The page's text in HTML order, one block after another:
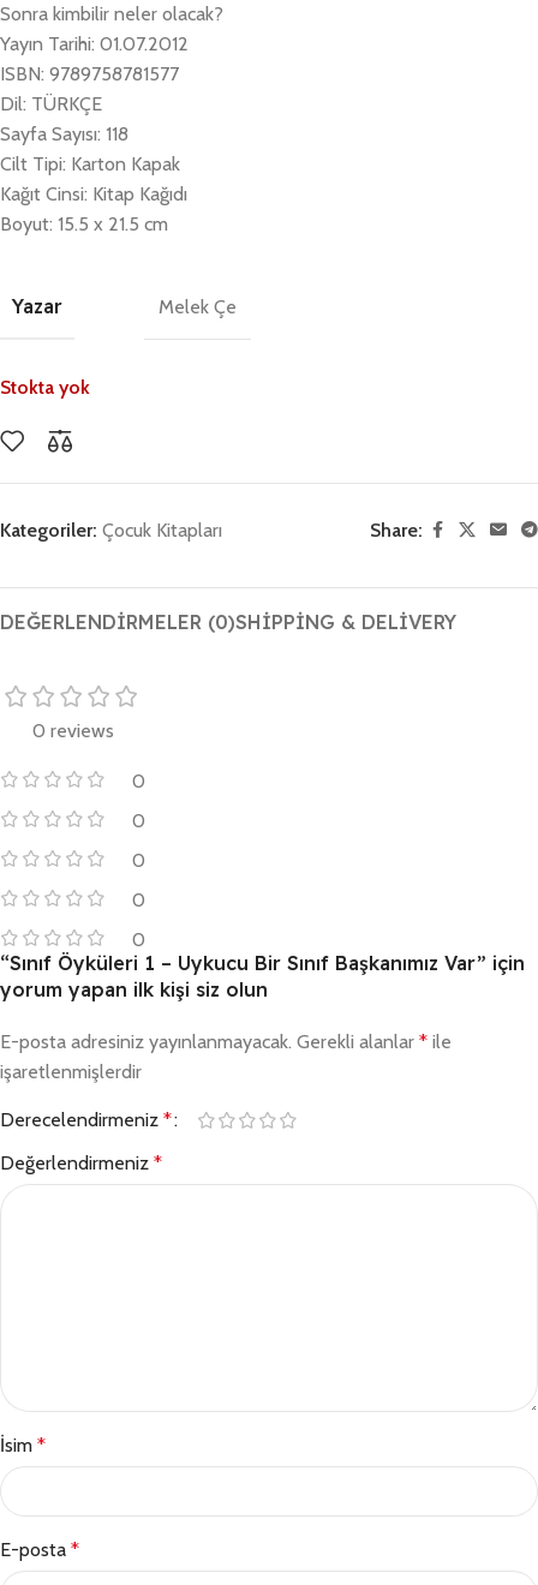
Sonra kimbilir neler olacak?
Yayın Tarihi: 01.07.2012
ISBN: 9789758781577
Dil: TÜRKÇE
Sayfa Sayısı: 118
Cilt Tipi: Karton Kapak
Kağıt Cinsi: Kitap Kağıdı
Boyut: 15.5 x 21.5 cm
Yazar Melek Çe
Stokta yok
Kategoriler: Çocuk Kitapları Share:
DEĞERLENDIRMELER (0)SHIPPING & DELIVERY
0 reviews
0
0
0
0
0
“Sınıf Öyküleri 1 – Uykucu Bir Sınıf Başkanımız Var” için
yorum yapan ilk kişi siz olun
E-posta adresiniz yayınlanmayacak. Gerekli alanlar * ile
işaretlenmişlerdir
Derecelendirmeniz *
Değerlendirmeniz *
İsim *
E-posta *